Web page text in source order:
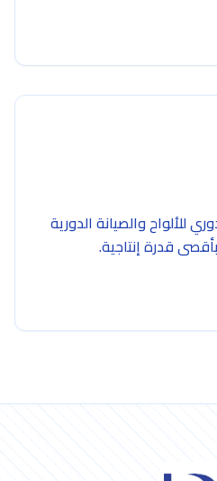
للألواح والصيانة الدورية
قدرة إنتاجية.